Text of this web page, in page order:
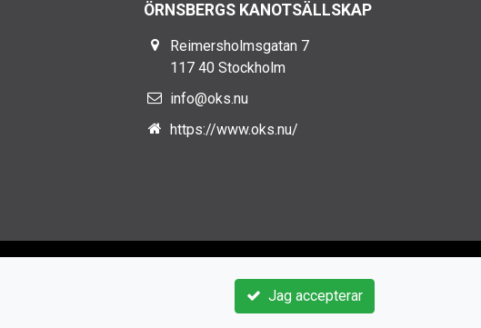
ÖRNSBERGS KANOTSÄLLSKAP
Reimersholmsgatan 7
117 40 Stockholm
info@oks.nu
https://www.oks.nu/
Jag accepterar